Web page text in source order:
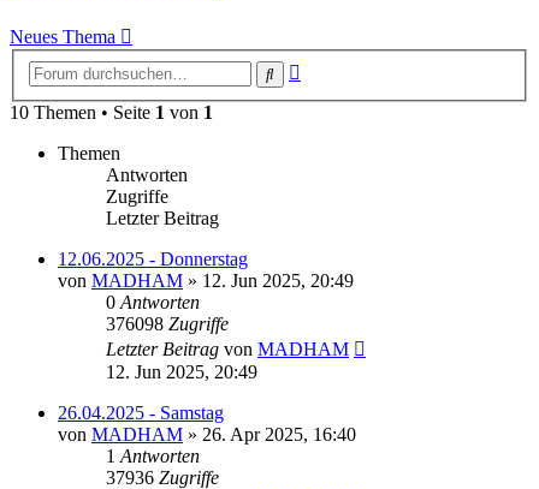
Neues Thema
Suche
10 Themen • Seite 1 von 1
Themen
Antworten
Zugriffe
Letzter Beitrag
12.06.2025 - Donnerstag
von MADHAM » 12. Jun 2025, 20:49
0 Antworten
376098 Zugriffe
Letzter Beitrag von MADHAM
12. Jun 2025, 20:49
26.04.2025 - Samstag
von MADHAM » 26. Apr 2025, 16:40
1 Antworten
37936 Zugriffe